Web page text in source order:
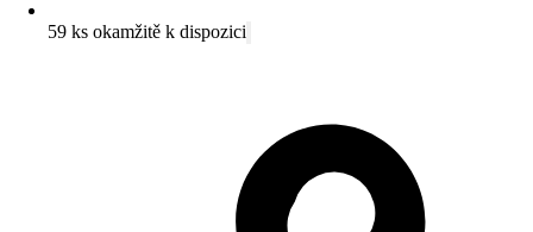
59 ks okamžitě k dispozici